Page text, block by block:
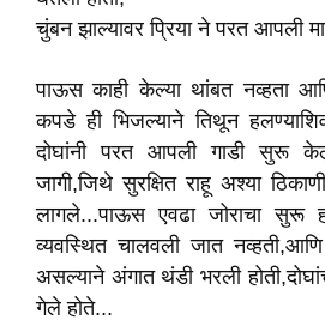
चुंबन झाल्यावर प्रिया ने परत आपली
पाऊस काही केल्या थांबत नव्हता
कपडे ही भिजल्याने तिथून
दोघांनी परत आपली गाडी सुरू
जागी,जिथे सुरक्षित राहू अश्या
लागले...पाऊस एवढा जोराचा सुरू
व्यवस्थित चालवली जात
असल्याने अंगात थंडी भरली
गेले होते...